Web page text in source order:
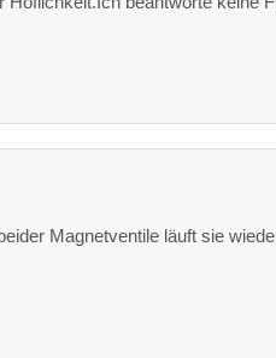
Magnetventile läuft sie